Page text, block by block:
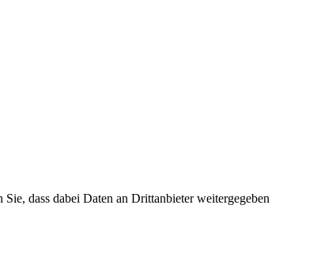
dass dabei Daten an Drittanbieter weitergegeben